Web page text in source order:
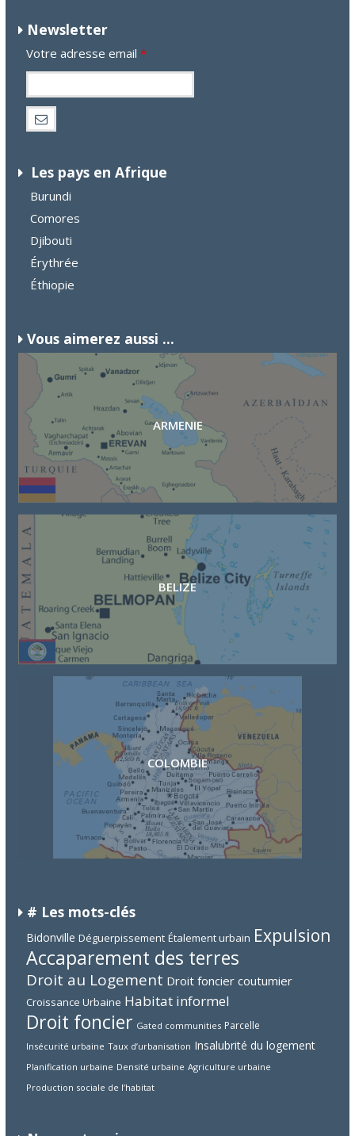
Newsletter
Votre adresse email *
Les pays en Afrique
Burundi
Comores
Djibouti
Érythrée
Éthiopie
Vous aimerez aussi ...
ARMENIE
BELIZE
COLOMBIE
# Les mots-clés
Bidonville Déguerpissement Étalement urbain Expulsion
Accaparement des terres
Droit au Logement Droit foncier coutumier
Croissance Urbaine Habitat informel
Droit foncier Gated communities Parcelle
Insécurité urbaine Taux d’urbanisation Insalubrité du logement
Planification urbaine Densité urbaine Agriculture urbaine
Production sociale de l’habitat